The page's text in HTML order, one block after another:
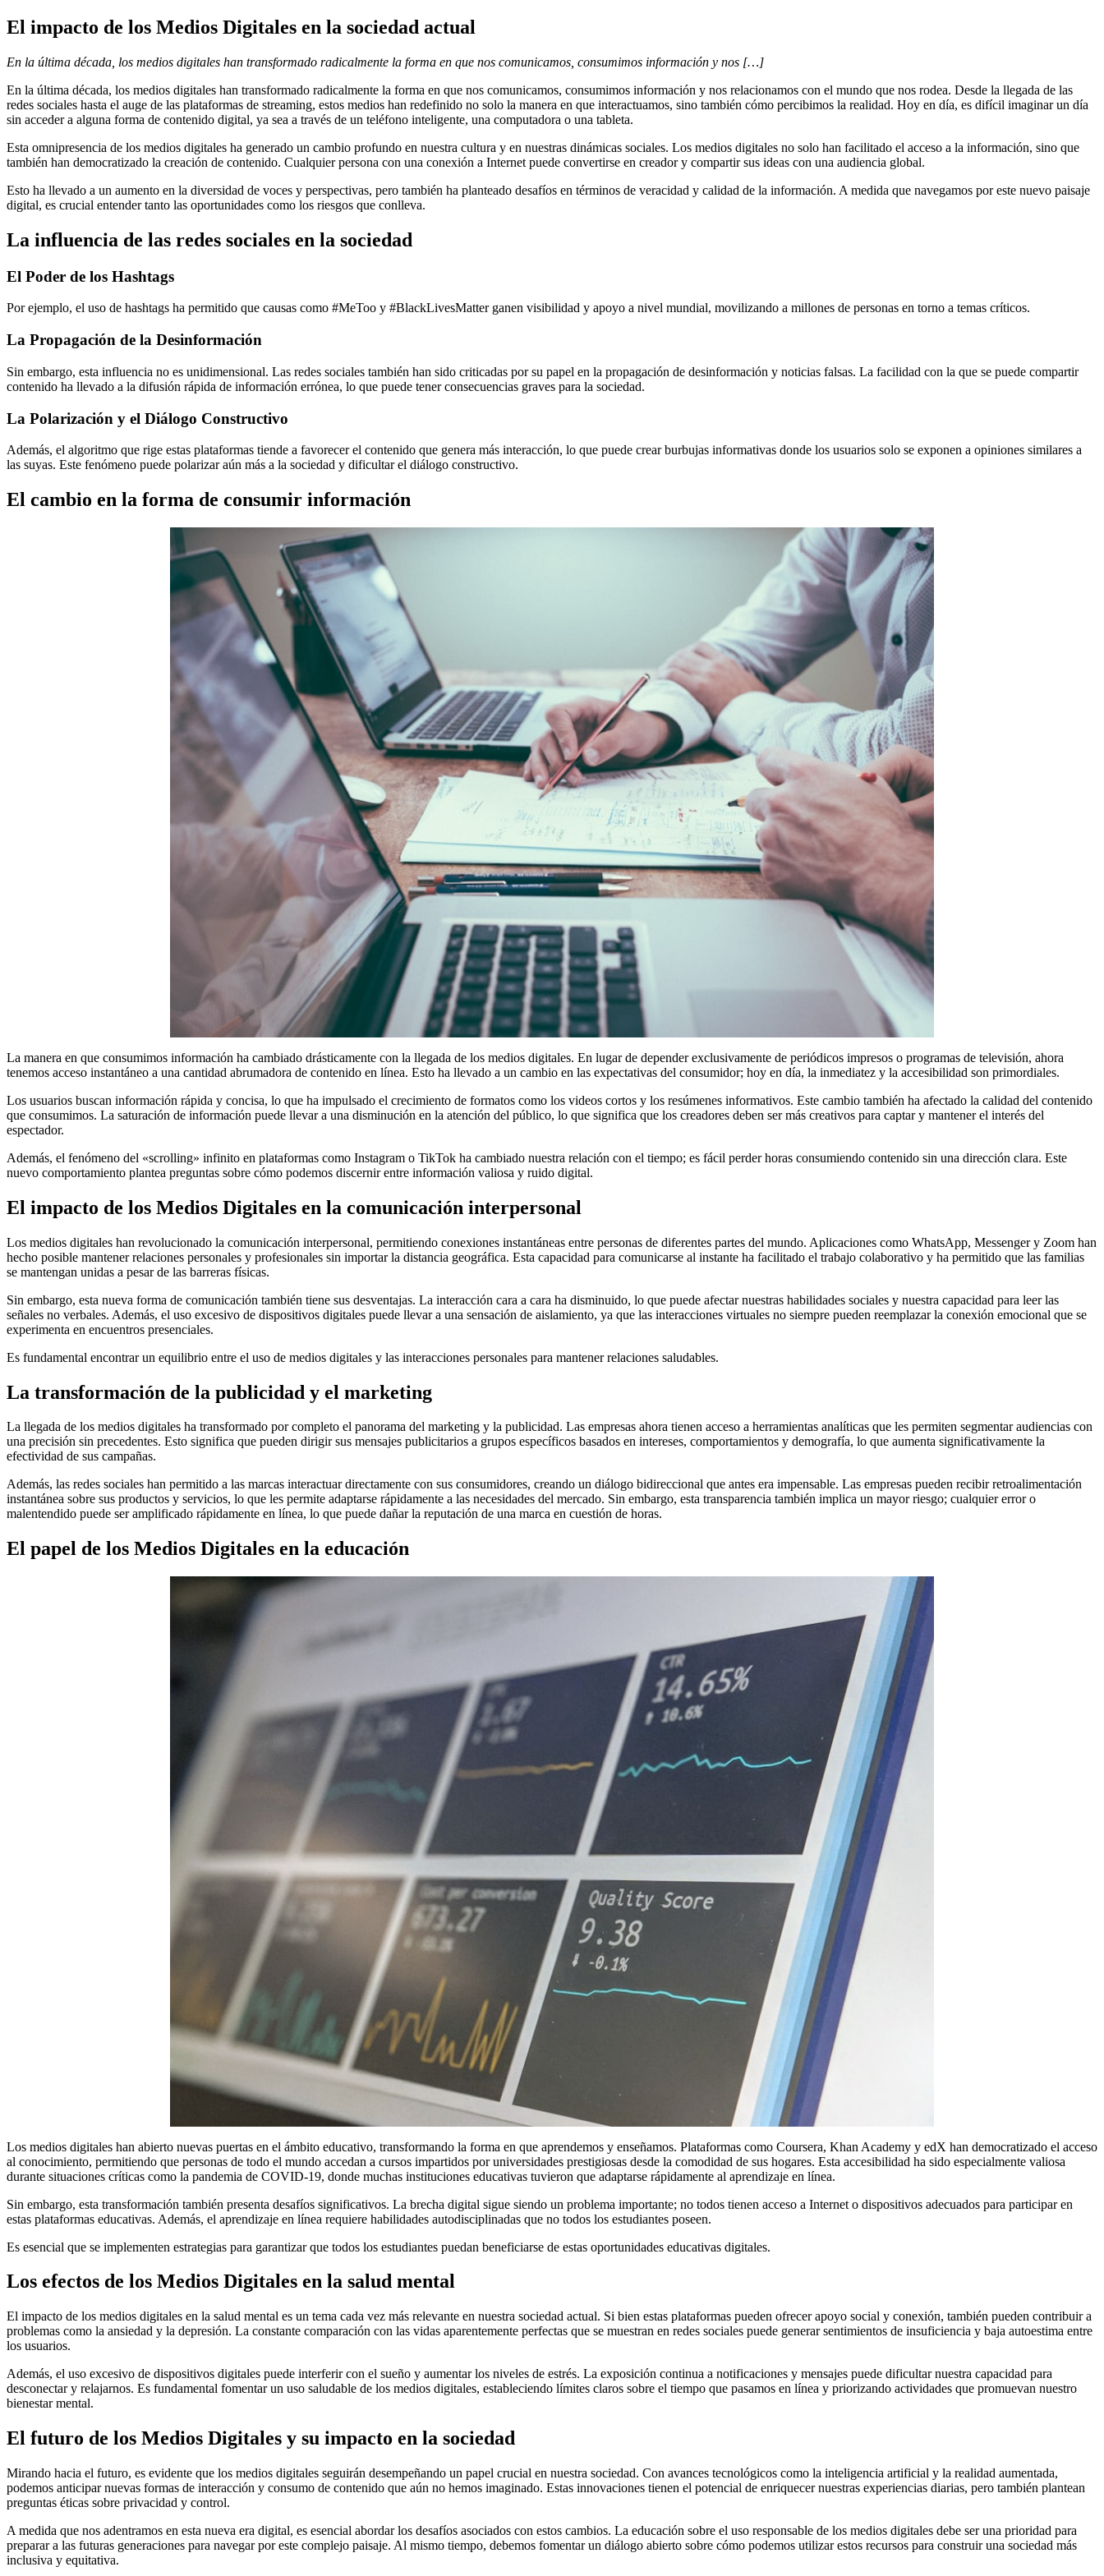
El impacto de los Medios Digitales en la sociedad actual
En la última década, los medios digitales han transformado radicalmente la forma en que nos comunicamos, consumimos información y nos […]
En la última década, los medios digitales han transformado radicalmente la forma en que nos comunicamos, consumimos información y nos relacionamos con el mundo que nos rodea. Desde la llegada de las
redes sociales hasta el auge de las plataformas de streaming, estos medios han redefinido no solo la manera en que interactuamos, sino también cómo percibimos la realidad. Hoy en día, es difícil imaginar un día
sin acceder a alguna forma de contenido digital, ya sea a través de un teléfono inteligente, una computadora o una tableta.
Esta omnipresencia de los medios digitales ha generado un cambio profundo en nuestra cultura y en nuestras dinámicas sociales. Los medios digitales no solo han facilitado el acceso a la información, sino que
también han democratizado la creación de contenido. Cualquier persona con una conexión a Internet puede convertirse en creador y compartir sus ideas con una audiencia global.
Esto ha llevado a un aumento en la diversidad de voces y perspectivas, pero también ha planteado desafíos en términos de veracidad y calidad de la información. A medida que navegamos por este nuevo paisaje
digital, es crucial entender tanto las oportunidades como los riesgos que conlleva.
La influencia de las redes sociales en la sociedad
El Poder de los Hashtags
Por ejemplo, el uso de hashtags ha permitido que causas como #MeToo y #BlackLivesMatter ganen visibilidad y apoyo a nivel mundial, movilizando a millones de personas en torno a temas críticos.
La Propagación de la Desinformación
Sin embargo, esta influencia no es unidimensional. Las redes sociales también han sido criticadas por su papel en la propagación de desinformación y noticias falsas. La facilidad con la que se puede compartir
contenido ha llevado a la difusión rápida de información errónea, lo que puede tener consecuencias graves para la sociedad.
La Polarización y el Diálogo Constructivo
Además, el algoritmo que rige estas plataformas tiende a favorecer el contenido que genera más interacción, lo que puede crear burbujas informativas donde los usuarios solo se exponen a opiniones similares a
las suyas. Este fenómeno puede polarizar aún más a la sociedad y dificultar el diálogo constructivo.
El cambio en la forma de consumir información
La manera en que consumimos información ha cambiado drásticamente con la llegada de los medios digitales. En lugar de depender exclusivamente de periódicos impresos o programas de televisión, ahora
tenemos acceso instantáneo a una cantidad abrumadora de contenido en línea. Esto ha llevado a un cambio en las expectativas del consumidor; hoy en día, la inmediatez y la accesibilidad son primordiales.
Los usuarios buscan información rápida y concisa, lo que ha impulsado el crecimiento de formatos como los videos cortos y los resúmenes informativos. Este cambio también ha afectado la calidad del contenido
que consumimos. La saturación de información puede llevar a una disminución en la atención del público, lo que significa que los creadores deben ser más creativos para captar y mantener el interés del
espectador.
Además, el fenómeno del «scrolling» infinito en plataformas como Instagram o TikTok ha cambiado nuestra relación con el tiempo; es fácil perder horas consumiendo contenido sin una dirección clara. Este
nuevo comportamiento plantea preguntas sobre cómo podemos discernir entre información valiosa y ruido digital.
El impacto de los Medios Digitales en la comunicación interpersonal
Los medios digitales han revolucionado la comunicación interpersonal, permitiendo conexiones instantáneas entre personas de diferentes partes del mundo. Aplicaciones como WhatsApp, Messenger y Zoom han
hecho posible mantener relaciones personales y profesionales sin importar la distancia geográfica. Esta capacidad para comunicarse al instante ha facilitado el trabajo colaborativo y ha permitido que las familias
se mantengan unidas a pesar de las barreras físicas.
Sin embargo, esta nueva forma de comunicación también tiene sus desventajas. La interacción cara a cara ha disminuido, lo que puede afectar nuestras habilidades sociales y nuestra capacidad para leer las
señales no verbales. Además, el uso excesivo de dispositivos digitales puede llevar a una sensación de aislamiento, ya que las interacciones virtuales no siempre pueden reemplazar la conexión emocional que se
experimenta en encuentros presenciales.
Es fundamental encontrar un equilibrio entre el uso de medios digitales y las interacciones personales para mantener relaciones saludables.
La transformación de la publicidad y el marketing
La llegada de los medios digitales ha transformado por completo el panorama del marketing y la publicidad. Las empresas ahora tienen acceso a herramientas analíticas que les permiten segmentar audiencias con
una precisión sin precedentes. Esto significa que pueden dirigir sus mensajes publicitarios a grupos específicos basados en intereses, comportamientos y demografía, lo que aumenta significativamente la
efectividad de sus campañas.
Además, las redes sociales han permitido a las marcas interactuar directamente con sus consumidores, creando un diálogo bidireccional que antes era impensable. Las empresas pueden recibir retroalimentación
instantánea sobre sus productos y servicios, lo que les permite adaptarse rápidamente a las necesidades del mercado. Sin embargo, esta transparencia también implica un mayor riesgo; cualquier error o
malentendido puede ser amplificado rápidamente en línea, lo que puede dañar la reputación de una marca en cuestión de horas.
El papel de los Medios Digitales en la educación
Los medios digitales han abierto nuevas puertas en el ámbito educativo, transformando la forma en que aprendemos y enseñamos. Plataformas como Coursera, Khan Academy y edX han democratizado el acceso
al conocimiento, permitiendo que personas de todo el mundo accedan a cursos impartidos por universidades prestigiosas desde la comodidad de sus hogares. Esta accesibilidad ha sido especialmente valiosa
durante situaciones críticas como la pandemia de COVID-19, donde muchas instituciones educativas tuvieron que adaptarse rápidamente al aprendizaje en línea.
Sin embargo, esta transformación también presenta desafíos significativos. La brecha digital sigue siendo un problema importante; no todos tienen acceso a Internet o dispositivos adecuados para participar en
estas plataformas educativas. Además, el aprendizaje en línea requiere habilidades autodisciplinadas que no todos los estudiantes poseen.
Es esencial que se implementen estrategias para garantizar que todos los estudiantes puedan beneficiarse de estas oportunidades educativas digitales.
Los efectos de los Medios Digitales en la salud mental
El impacto de los medios digitales en la salud mental es un tema cada vez más relevante en nuestra sociedad actual. Si bien estas plataformas pueden ofrecer apoyo social y conexión, también pueden contribuir a
problemas como la ansiedad y la depresión. La constante comparación con las vidas aparentemente perfectas que se muestran en redes sociales puede generar sentimientos de insuficiencia y baja autoestima entre
los usuarios.
Además, el uso excesivo de dispositivos digitales puede interferir con el sueño y aumentar los niveles de estrés. La exposición continua a notificaciones y mensajes puede dificultar nuestra capacidad para
desconectar y relajarnos. Es fundamental fomentar un uso saludable de los medios digitales, estableciendo límites claros sobre el tiempo que pasamos en línea y priorizando actividades que promuevan nuestro
bienestar mental.
El futuro de los Medios Digitales y su impacto en la sociedad
Mirando hacia el futuro, es evidente que los medios digitales seguirán desempeñando un papel crucial en nuestra sociedad. Con avances tecnológicos como la inteligencia artificial y la realidad aumentada,
podemos anticipar nuevas formas de interacción y consumo de contenido que aún no hemos imaginado. Estas innovaciones tienen el potencial de enriquecer nuestras experiencias diarias, pero también plantean
preguntas éticas sobre privacidad y control.
A medida que nos adentramos en esta nueva era digital, es esencial abordar los desafíos asociados con estos cambios. La educación sobre el uso responsable de los medios digitales debe ser una prioridad para
preparar a las futuras generaciones para navegar por este complejo paisaje. Al mismo tiempo, debemos fomentar un diálogo abierto sobre cómo podemos utilizar estos recursos para construir una sociedad más
inclusiva y equitativa.